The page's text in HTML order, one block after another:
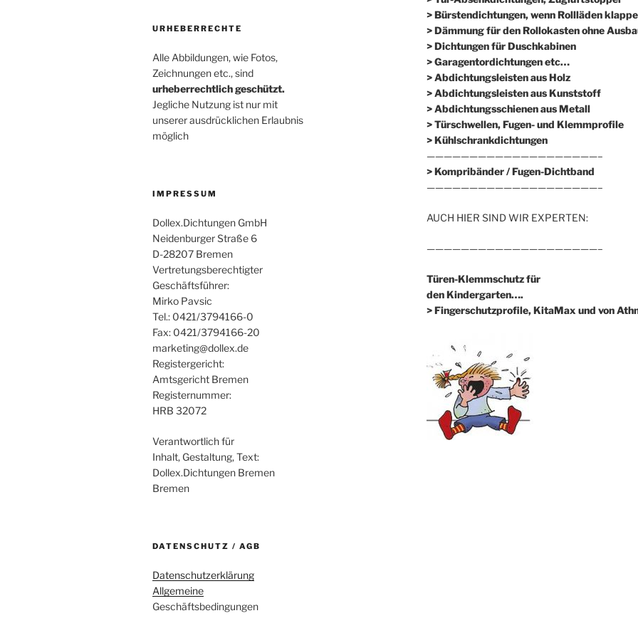
URHEBERRECHTE
Alle Abbildungen, wie Fotos,
Zeichnungen etc., sind
urheberrechtlich geschützt.
Jegliche Nutzung ist nur mit
unserer ausdrücklichen Erlaubnis
möglich
IMPRESSUM
Dollex.Dichtungen GmbH
Neidenburger Straße 6
D-28207 Bremen
Vertretungsberechtigter
Geschäftsführer:
Mirko Pavsic
Tel.: 0421/3794166-0
Fax: 0421/3794166-20
marketing@dollex.de
Registergericht:
Amtsgericht Bremen
Registernummer:
HRB 32072
Verantwortlich für
Inhalt, Gestaltung, Text:
Dollex.Dichtungen Bremen
Bremen
DATENSCHUTZ / AGB
Datenschutzerklärung
Allgemeine
Geschäftsbedingungen
> Bürstendichtungen, wenn Rollläden
> Dämmung für den Rollokasten ohne
> Dichtungen für Duschkabinen
> Garagentordichtungen etc…
> Abdichtungsleisten aus Holz
> Abdichtungsleisten aus Kunststoff
> Abdichtungsschienen aus Metall
> Türschwellen, Fugen- und Klemmprofile
> Kühlschrankdichtungen
————————————————————–
>Kompribänder / Fugen-Dichtband
————————————————————–
AUCH HIER SIND WIR EXPERTEN:
————————————————————–
Türen-Klemmschutz für
den Kindergarten….
> Fingerschutzprofile, KitaMax und von